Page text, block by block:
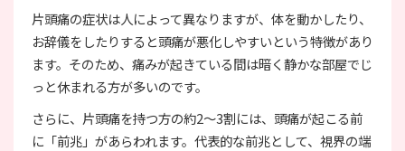
片頭痛の症状は人によって異なりますが、体を動かしたり、
お辞儀をしたりすると頭痛が悪化しやすいという特徴があり
ます。そのため、痛みが起きている間は暗く静かな部屋でじ
っと休まれる方が多いのです。
さらに、片頭痛を持つ方の約2〜3割には、頭痛が起こる前
に「前兆」があらわれます。代表的な前兆として、視界の端